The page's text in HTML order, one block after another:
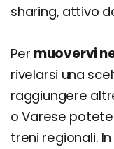
sharing, attivo
Per muovervi
rivelarsi una
raggiungere
o Varese
treni regionali.